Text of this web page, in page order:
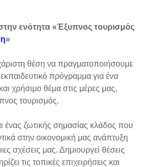
ενότητα «Έξυπνος τουρισμός
»
θέση να πραγματοποιήσουμε
πρόγραμμα για ένα
χρήσιμο θέμα στις μέρες μας,
τουρισμός.
ένας ζωτικής σημασίας κλάδος που
στην οικονομική μας ανάπτυξη
σχέσεις μας. Δημιουργεί θέσεις
τις τοπικές επιχειρήσεις και